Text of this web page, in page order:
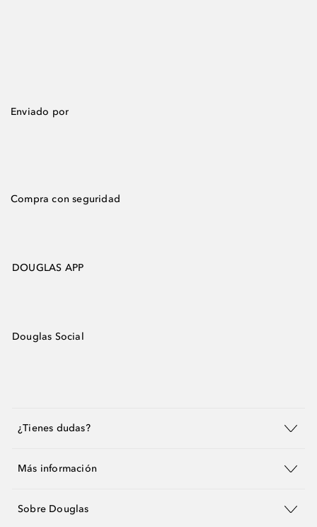
Enviado por
Compra con seguridad
DOUGLAS APP
Douglas Social
¿Tienes dudas?
Más información
Sobre Douglas